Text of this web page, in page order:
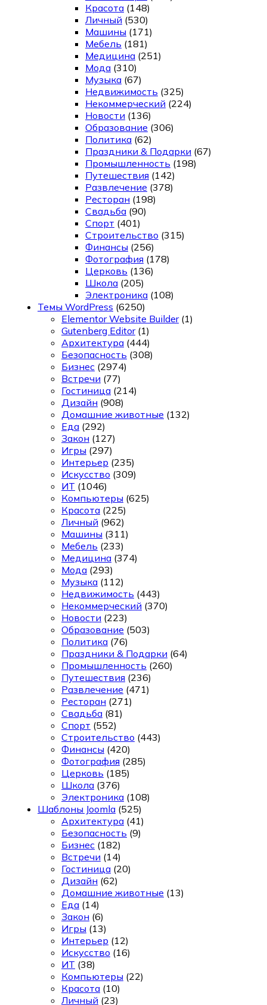
Красота (148)
Личный (530)
Машины (171)
Мебель (181)
Медицина (251)
Мода (310)
Музыка (67)
Недвижимость (325)
Некоммерческий (224)
Новости (136)
Образование (306)
Политика (62)
Праздники & Подарки (67)
Промышленность (198)
Путешествия (142)
Развлечение (378)
Ресторан (198)
Свадьба (90)
Спорт (401)
Строительство (315)
Финансы (256)
Фотография (178)
Церковь (136)
Школа (205)
Электроника (108)
Темы WordPress (6250)
Elementor Website Builder (1)
Gutenberg Editor (1)
Архитектура (444)
Безопасность (308)
Бизнес (2974)
Встречи (77)
Гостиница (214)
Дизайн (908)
Домашние животные (132)
Еда (292)
Закон (127)
Игры (297)
Интерьер (235)
Искусство (309)
ИТ (1046)
Компьютеры (625)
Красота (225)
Личный (962)
Машины (311)
Мебель (233)
Медицина (374)
Мода (293)
Музыка (112)
Недвижимость (443)
Некоммерческий (370)
Новости (223)
Образование (503)
Политика (76)
Праздники & Подарки (64)
Промышленность (260)
Путешествия (236)
Развлечение (471)
Ресторан (271)
Свадьба (81)
Спорт (552)
Строительство (443)
Финансы (420)
Фотография (285)
Церковь (185)
Школа (376)
Электроника (108)
Шаблоны Joomla (525)
Архитектура (41)
Безопасность (9)
Бизнес (182)
Встречи (14)
Гостиница (20)
Дизайн (62)
Домашние животные (13)
Еда (14)
Закон (6)
Игры (13)
Интерьер (12)
Искусство (16)
ИТ (38)
Компьютеры (22)
Красота (10)
Личный (23)